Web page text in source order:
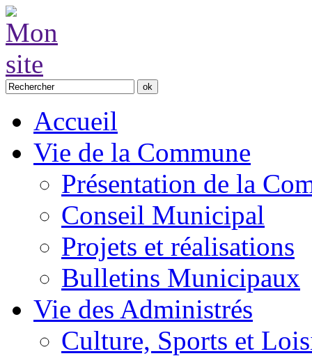
Accueil
Vie de la Commune
Présentation de la
Conseil Municipal
Projets et réalisations
Bulletins Municipaux
Vie des Administrés
Culture, Sports et